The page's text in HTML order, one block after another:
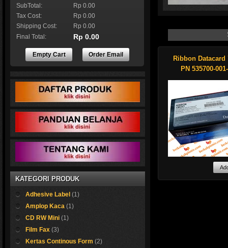
Genuine Datacard
Resin white
Shop now !
Ribbon Datacard
PN 535700-
Ribbon Datacard
SubTotal:
Rp 0.00
Tax Cost:
Rp 0.00
Shipping Cost:
Rp 0.00
Final Total:
Rp 0.00
Empty Cart Order Email
KATEGORI PRODUK
Adhesive Label (1)
Amplop Kaca (1)
CD RW Mini (1)
Film Fax (3)
Kertas Continous Form (2)